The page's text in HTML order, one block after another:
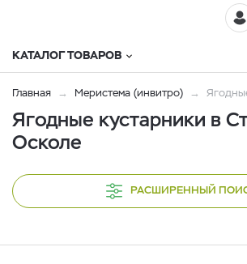
КАТАЛОГ ТОВАРОВ
Главная Меристема (инвитро)
Ягодные кустарники в
Осколе
РАСШИРЕННЫЙ